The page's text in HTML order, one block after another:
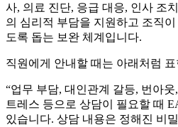
사, 의료 진단, 응급 대응, 인사 조
의 심리적 부담을 지원하고 조직
도록 돕는 보완 체계입니다.
직원에게 안내할 때는 아래처럼
“업무 부담, 대인관계 갈등, 번아
트레스 등으로 상담이 필요할 때
있습니다. 상담 내용은 정해진 비